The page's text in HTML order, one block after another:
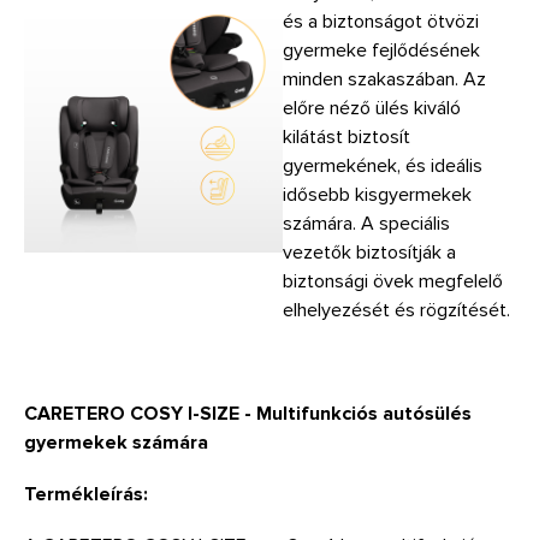
és a biztonságot ötvözi
gyermeke fejlődésének
minden szakaszában. Az
előre néző ülés kiváló
kilátást biztosít
gyermekének, és ideális
idősebb kisgyermekek
számára. A speciális
vezetők biztosítják a
biztonsági övek megfelelő
elhelyezését és rögzítését.
CARETERO COSY I-SIZE - Multifunkciós autósülés
gyermekek számára
Termékleírás: